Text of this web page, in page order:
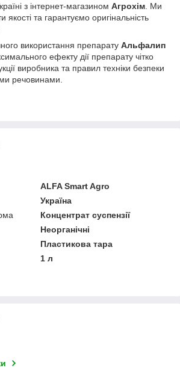
з інтернет-магазином Агрохім . Ми
якості та гарантуємо оригінальність
використання препарату Альфалип
ефекту дії препарату чітко
виробника та правил техніки безпеки
речовинами.
ALFA Smart Agro
Україна
Концентрат суспензії
Неорганічні
Пластикова тара
1 л